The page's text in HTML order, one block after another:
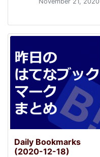
Daily Bookmarks
(2020-12-18)